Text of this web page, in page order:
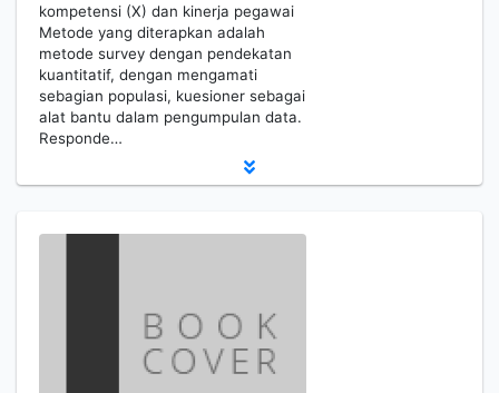
kompetensi (X) dan kinerja pegawai
Metode yang diterapkan adalah
metode survey dengan pendekatan
kuantitatif, dengan mengamati
sebagian populasi, kuesioner sebagai
alat bantu dalam pengumpulan data.
Responde…